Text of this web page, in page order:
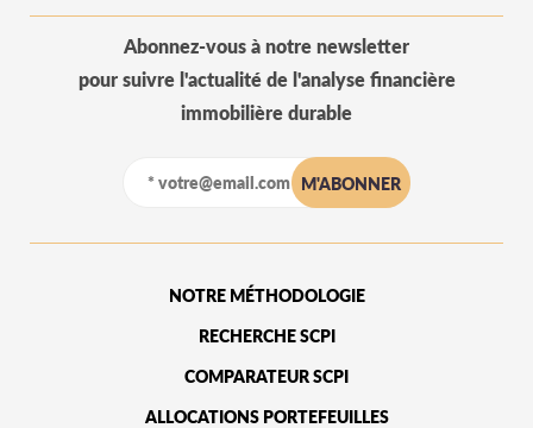
Abonnez-vous à notre newsletter
pour suivre l'actualité de l'analyse financière
immobilière durable
NOTRE MÉTHODOLOGIE
RECHERCHE SCPI
COMPARATEUR SCPI
ALLOCATIONS PORTEFEUILLES